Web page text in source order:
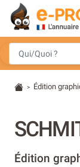
> Édition
Édition